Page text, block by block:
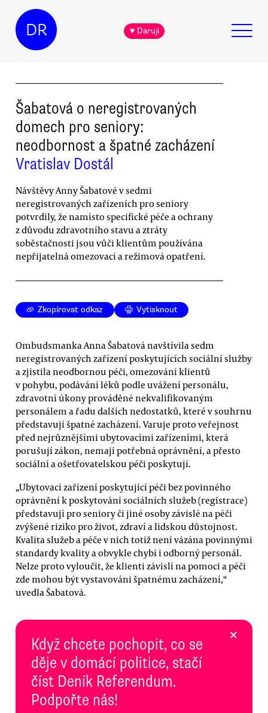
DR ♥ Daruji
Šabatová o neregistrovaných
domech pro seniory:
neodbornost a špatné zacházení
Vratislav Dostál
Návštěvy Anny Šabatové v sedmi
neregistrovaných zařízeních pro seniory
potvrdily, že namísto specifické péče a ochrany
z důvodu zdravotního stavu a ztráty
soběstačnosti jsou vůči klientům používána
nepřijatelná omezovací a režimová opatření.
Zkopírovat odkaz Vytisknout
Ombudsmanka Anna Šabatová navštívila sedm
neregistrovaných zařízení poskytujících sociální služby
a zjistila neodbornou péči, omezování klientů
v pohybu, podávání léků podle uvážení personálu,
zdravotní úkony prováděné nekvalifikovaným
personálem a řadu dalších nedostatků, které v souhrnu
představují špatné zacházení. Varuje proto veřejnost
před nejrůznějšími ubytovacími zařízeními, která
porušují zákon, nemají potřebná oprávnění, a přesto
sociální a ošetřovatelskou péči poskytují.
„Ubytovací zařízení poskytující péči bez povinného
oprávnění k poskytování sociálních služeb (registrace)
představují pro seniory či jiné osoby závislé na péči
zvýšené riziko pro život, zdraví a lidskou důstojnost.
Kvalita služeb a péče v nich totiž není vázána povinnými
standardy kvality a obvykle chybí i odborný personál.
Nelze proto vyloučit, že klienti závislí na pomoci a péči
zde mohou být vystavováni špatnému zacházení,“
uvedla Šabatová.
Když chcete pochopit, co se
děje v domácí politice, stačí
číst Deník Referendum.
Podpořte nás!
×